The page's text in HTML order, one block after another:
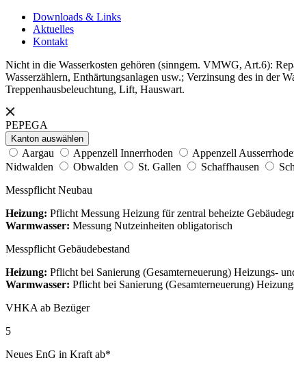
Downloads & Links
Aktuelles
Kontakt
Nicht in die Wasserkosten gehören (sinngem. VMWG, Art.6):
Wasserzählern, Enthärtungsanlagen usw.; Verzinsung des in der
Treppenhausbeleuchtung, Lift, Hauswart.
PEPEGA
Kanton auswählen
Aargau Appenzell Innerrhoden Appenzell
Nidwalden
Obwalden St. Gallen Schaffhausen
Messpflicht Neubau
Heizung: Pflicht Messung Heizung für zentral beheizte
Warmwasser: Messung Nutzeinheiten obligatorisch
Messpflicht Gebäudebestand
Heizung: Pflicht bei Sanierung (Gesamterneuerung) Heizungs-
Warmwasser: Pflicht bei Sanierung (Gesamterneuerung)
VHKA ab Bezüger
5
Neues EnG in Kraft ab*